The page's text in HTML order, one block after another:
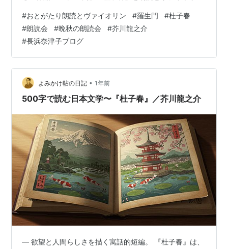
墓も、豊島区の慈眼寺とのこと。豊島区は文豪のお墓が
多いですね。 ＜イベントについて＞ 日時 2025年11月22
日（土）開場 14:30 ／ 開演 15:00 会場 雑司ヶ谷「エ
ル・チョクロ」会場アクセス（公式サイト） 出演 おとが
たり（朗読とヴァイオリン）長浜奈津子［朗読］／ 喜
多…
#おとがたり朗読とヴァイオリン #羅生門 #杜子春
#朗読会 #晩秋の朗読会 #芥川龍之介
#長浜奈津子ブログ
よみかけ帖の日記 • 1年前
500字で読む日本文学〜『杜子春』／芥川龍之介
― 欲望と人間らしさを描く寓話的短編。 『杜子春』は、